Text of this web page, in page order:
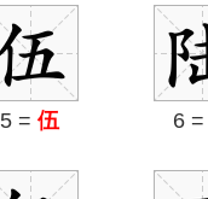
5 =伍 6 =